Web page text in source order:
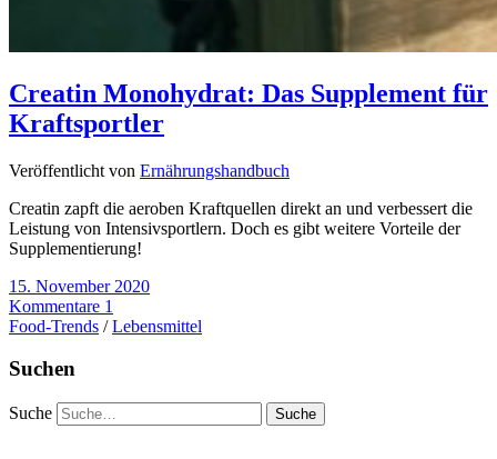
Creatin Monohydrat: Das Supplement für
Kraftsportler
Veröffentlicht von Ernährungshandbuch
Creatin zapft die aeroben Kraftquellen direkt an und verbessert die
Leistung von Intensivsportlern. Doch es gibt weitere Vorteile der
Supplementierung!
15. November 2020
Kommentare 1
Food-Trends /Lebensmittel
Suchen
Suche